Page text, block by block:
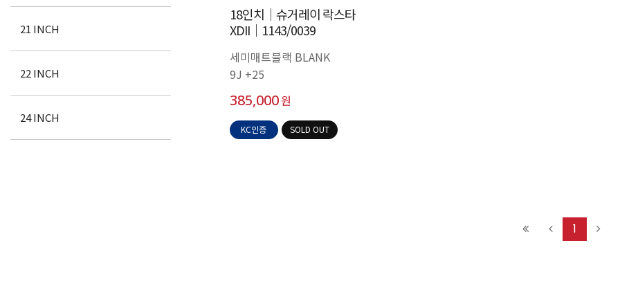
21 INCH
22 INCH
24 INCH
18인치│슈거레이 락스타
XDII│1143/0039
세미매트블랙 BLANK
9J +25
385,000원
KC인증 SOLD OUT
1